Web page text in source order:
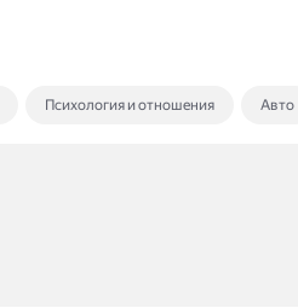
Психология и отношения Авто